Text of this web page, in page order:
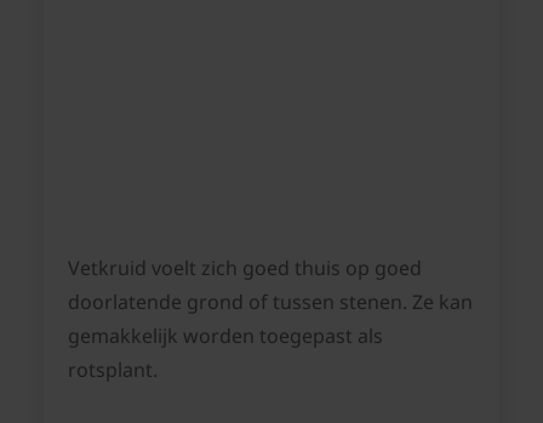
Vetkruid voelt zich goed thuis op goed
doorlatende grond of tussen stenen. Ze kan
gemakkelijk worden toegepast als
rotsplant.